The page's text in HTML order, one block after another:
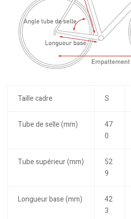
Taille cadre S
Tube de selle (mm)
47
0
Tube supérieur (mm)
52
9
Longueur base (mm)
42
3